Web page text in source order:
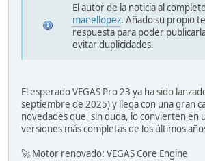
El autor de la noticia al
manellopez. Añado su propio
respuesta para poder
evitar duplicidades.
El esperado VEGAS Pro 23 ya ha sido
septiembre de 2025) y llega con una gran
novedades que, sin duda, lo convierten en
versiones más completas de los últimos
🚀 Motor renovado: VEGAS Core Engine